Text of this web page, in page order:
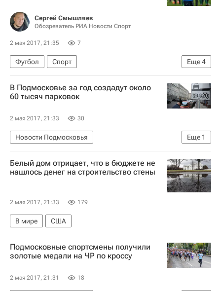
Сергей Смышляев
Обозреватель РИА Новости Спорт
2 мая 2017, 21:35 7
Еще4
Футбол
Спорт
Финал Кубка России - 2016/2017 по футболу между "Локомотивом" и "Уралом" в Сочи
Кубок России по футболу
В Подмосковье за год создадут около
60 тысяч парковок
2 мая 2017, 21:33 30
Еще 1
Новости Подмосковья
Московская область (Подмосковье)
Белый дом отрицает, что в бюджете не
нашлось денег на строительство стены
2 мая 2017, 21:33 179
В мире США
Подмосковные спортсмены получили
золотые медали на ЧР по кроссу
2 мая 2017, 21:31 18